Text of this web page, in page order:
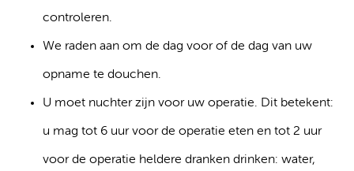
controleren.
We raden aan om de dag voor of de dag van uw
opname te douchen.
U moet nuchter zijn voor uw operatie. Dit betekent:
u mag tot 6 uur voor de operatie eten en tot 2 uur
voor de operatie heldere dranken drinken: water,